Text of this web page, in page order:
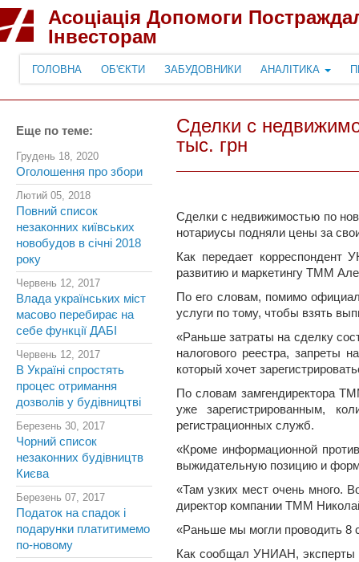
Асоціація Допомоги
Інвесторам
ГОЛОВНА ОБ'ЄКТИ ЗАБУДОВНИКИ АНАЛІТИКА
Еще по теме:
Грудень 18, 2020
Оголошення про збори
Лютий 05, 2018
Повний список
незаконних київських
новобудов в січні 2018
року
Червень 12, 2017
Влада українських міст
масово перебирає на
себе функції ДАБІ
Червень 12, 2017
В Україні спростять
процес отримання
дозволів у будівництві
Березень 30, 2017
Чорний список
незаконних будівництв
Києва
Березень 07, 2017
Податок на спадок і
подарунки платитимемо
по-новому
Сделки с
тыс. грн
Сделки с недвижимостью по
нотариусы подняли цены за
Как передает корреспондент
развитию и маркетингу ТММ
По его словам, помимо
услуги по тому, чтобы взять
«Раньше затраты на сделку
налогового реестра, запреты
который хочет
По словам замгендиректора
уже зарегистрированным,
регистрационных служб.
«Кроме информационной
выжидательную позицию и
«Там узких мест очень много.
директор компании ТММ
«Раньше мы могли проводить 8
Как сообщал УНИАН, эксперты